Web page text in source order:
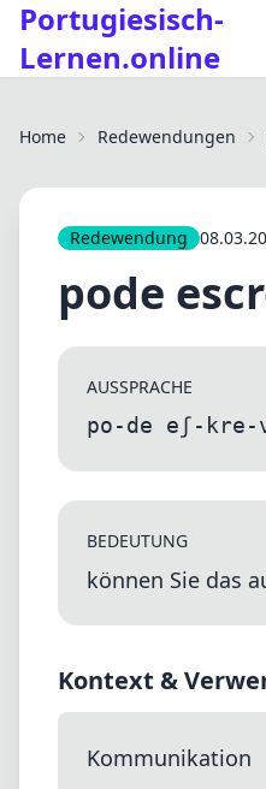
Portugiesisch-
Lernen.online
Home Redewendungen
Redewendung
pode
AUSSPRACHE
po-de eʃ-kre-
BEDEUTUNG
können Sie das
Kontext &
Kommunikation